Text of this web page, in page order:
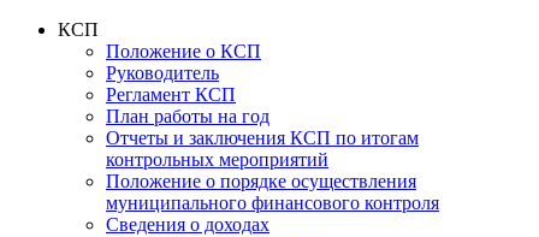
КСП
Положение о КСП
Руководитель
Регламент КСП
План работы на год
Отчеты и заключения КСП по итогам
контрольных мероприятий
Положение о порядке осуществления
муниципального финансового контроля
Сведения о доходах